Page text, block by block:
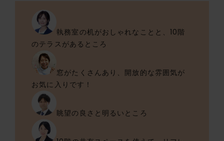
執務室の机がおしゃれなことと、10階
のテラスがあるところ
窓がたくさんあり、開放的な雰囲気が
お気に入りです！
眺望の良さと明るいところ